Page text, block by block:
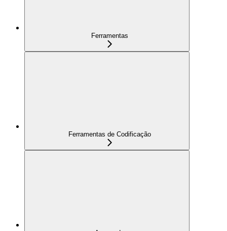
Ferramentas
Ferramentas de Codificação